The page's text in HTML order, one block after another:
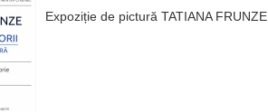
Expoziție de pictură TATIANA FRUNZE